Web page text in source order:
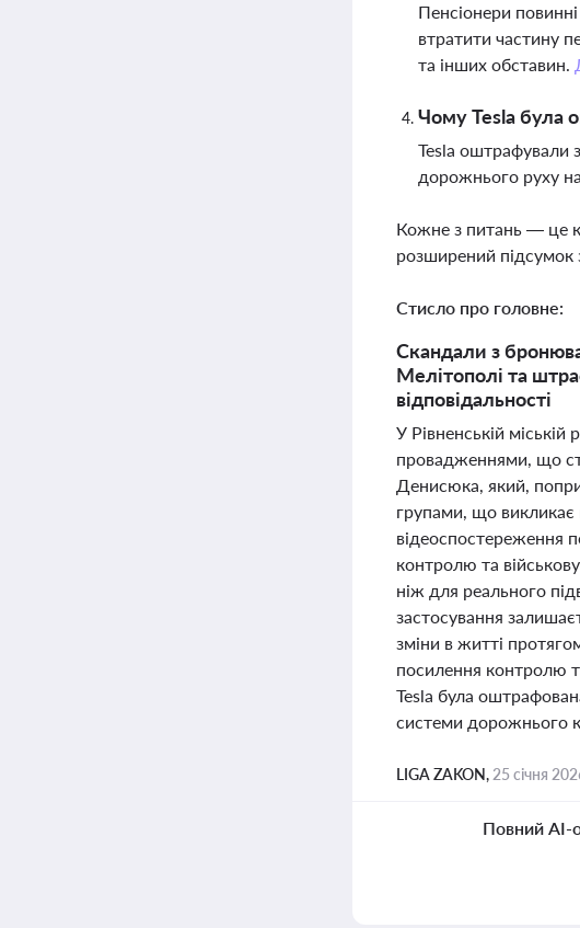
Пенсіонери
втратити частину
та інших обставин.
Чому Tesla була
Tesla оштрафували
дорожнього руху
Кожне з питань — це
розширений підсумок
Стисло про головне:
Скандали з
Мелітополі та
відповідальності
У Рівненській
провадженнями, що
Денисюка, який, попри
групами, що викликає
відеоспостереження
контролю та
ніж для реального
застосування
зміни в житті
посилення контролю
Tesla була
системи дорожнього
LIGA ZAKON, 25 січня
Повний AI-